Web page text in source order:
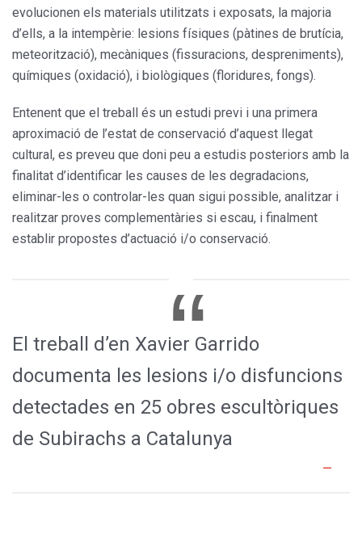
evolucionen els materials utilitzats i exposats, la majoria
d’ells, a la intempèrie: lesions físiques (pàtines de brutícia,
meteorització), mecàniques (fissuracions, despreniments),
químiques (oxidació), i biològiques (floridures, fongs).
Entenent que el treball és un estudi previ i una primera
aproximació de l’estat de conservació d’aquest llegat
cultural, es preveu que doni peu a estudis posteriors amb la
finalitat d’identificar les causes de les degradacions,
eliminar-les o controlar-les quan sigui possible, analitzar i
realitzar proves complementàries si escau, i finalment
establir propostes d’actuació i/o conservació.
El treball d’en Xavier Garrido
documenta les lesions i/o disfuncions
detectades en 25 obres escultòriques
de Subirachs a Catalunya